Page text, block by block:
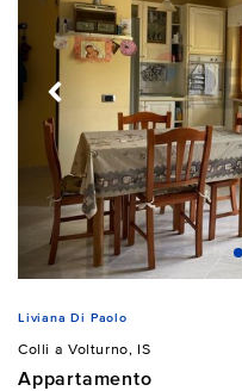
Liviana Di Paolo
Colli a Volturno, IS
Appartamento